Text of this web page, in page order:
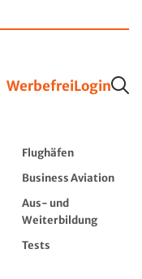
WerbefreiLogin
Flughäfen
Business Aviation
Aus- und
Weiterbildung
Tests